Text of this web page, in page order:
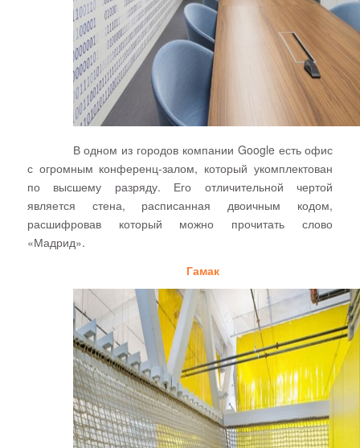
В одном из городов компании Googleесть офис
с огромным конференц-залом, который укомплектован
по высшему разряду. Его отличительной чертой
является стена, расписанная двоичным кодом,
расшифровав который можно прочитать слово
«Мадрид».
Гамак